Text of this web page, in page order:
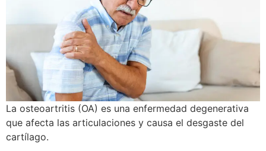
La osteoartritis (OA) es una enfermedad degenerativa
que afecta las articulaciones y causa el desgaste del
cartílago.